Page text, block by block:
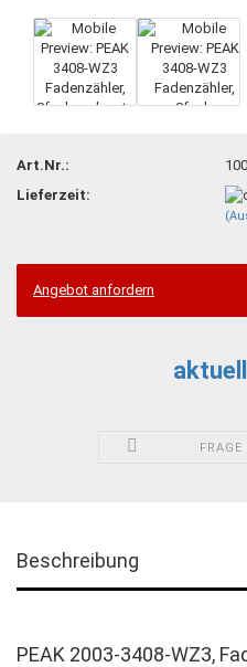
Art.Nr.:
Lieferzeit:
Angebot anfordern
Beschreibung
PEAK 2003-3408-WZ3,